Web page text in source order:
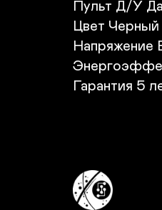
Пульт Д/У Да
Цвет Черный
Напряжение
Гарантия 5